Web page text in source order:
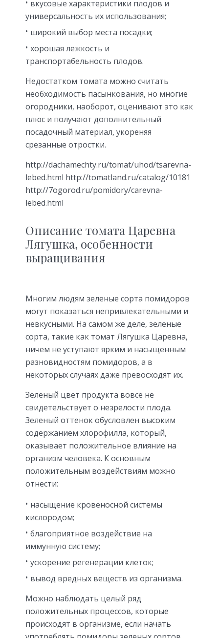
вкусовые характеристики плодов и
универсальность их использования;
широкий выбор места посадки;
хорошая лежкость и
транспортабельность плодов.
Недостатком томата можно считать
необходимость пасынкования, но многие
огородники, наоборот, оценивают это как
плюс и получают дополнительный
посадочный материал, укореняя
срезанные отростки.
http://dachamechty.ru/tomat/uhod/tsarevna-
lebed.html http://tomatland.ru/catalog/10181
http://7ogorod.ru/pomidory/carevna-
lebed.html
Описание томата Царевна
Лягушка, особенности
выращивания
Многим людям зеленые сорта помидоров
могут показаться непривлекательными и
невкусными. На самом же деле, зеленые
сорта, такие как томат Лягушка Царевна,
ничем не уступают ярким и насыщенным
разновидностям помидоров, а в
некоторых случаях даже превосходят их.
Зеленый цвет продукта вовсе не
свидетельствует о незрелости плода.
Зеленый оттенок обусловлен высоким
содержанием хлорофилла, который,
оказывает положительное влияние на
организм человека. К основным
положительным воздействиям можно
отнести:
насыщение кровеносной системы
кислородом;
благоприятное воздействие на
иммунную систему;
ускорение регенерации клеток;
вывод вредных веществ из организма.
Можно наблюдать целый ряд
положительных процессов, которые
происходят в организме, если начать